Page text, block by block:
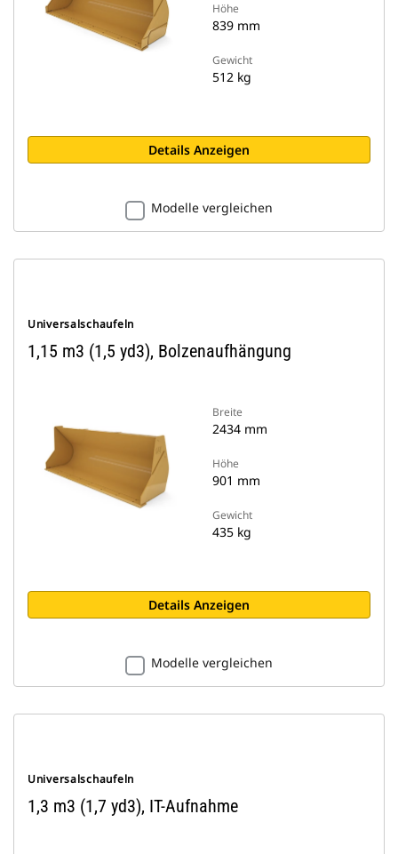
Höhe
839 mm
Gewicht
512 kg
Details Anzeigen
Modelle vergleichen
Universalschaufeln
1,15 m3 (1,5 yd3), Bolzenaufhängung
Breite
2434 mm
Höhe
901 mm
Gewicht
435 kg
Details Anzeigen
Modelle vergleichen
Universalschaufeln
1,3 m3 (1,7 yd3), IT-Aufnahme